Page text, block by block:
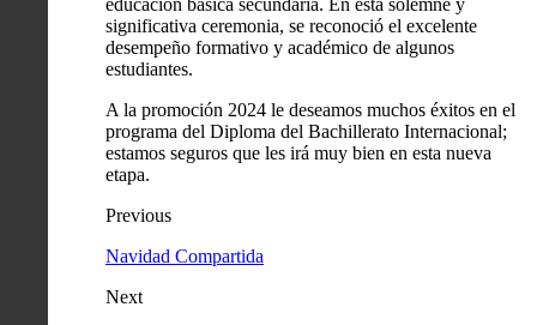
significativa ceremonia, se reconoció el excelente
desempeño formativo y académico de algunos
estudiantes.
A la promoción 2024 le deseamos muchos éxitos en el
programa del Diploma del Bachillerato Internacional;
estamos seguros que les irá muy bien en esta nueva
etapa.
Previous
Navidad Compartida
Next